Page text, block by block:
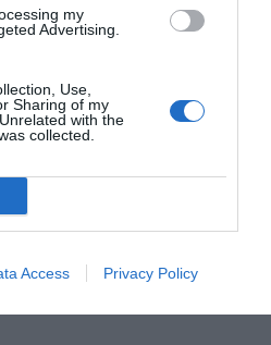
my
Advertising.
Use,
Sharing of my
with the
collected.
Access Privacy Policy